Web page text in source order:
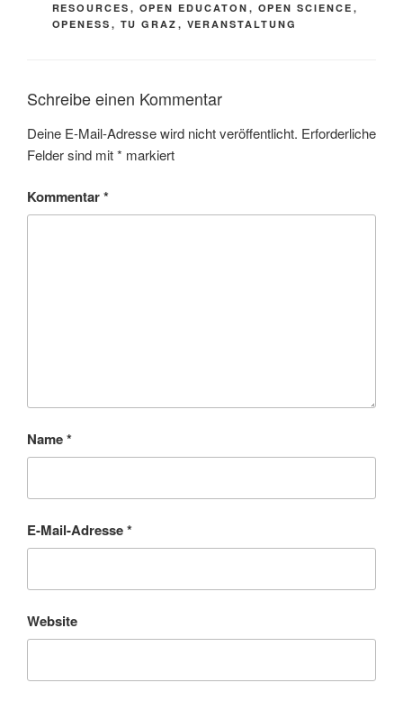
RESOURCES , OPEN EDUCATON , OPEN SCIENCE ,
OPENESS , TU GRAZ , VERANSTALTUNG
Schreibe einen Kommentar
Deine E-Mail-Adresse wird nicht veröffentlicht. Erforderliche
Felder sind mit* markiert
Kommentar*
Name*
E-Mail-Adresse*
Website